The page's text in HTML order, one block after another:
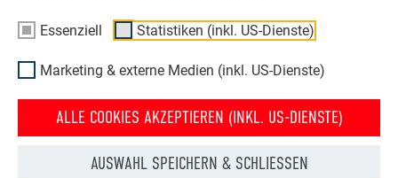
Essenziell Statistiken (inkl. US-Dienste)
Marketing & externe Medien (inkl. US-Dienste)
ALLE COOKIES AKZEPTIEREN (INKL. US-DIENSTE)
AUSWAHL SPEICHERN & SCHLIESSEN
KOMMUNIKATION AUF AUGENHÖHE